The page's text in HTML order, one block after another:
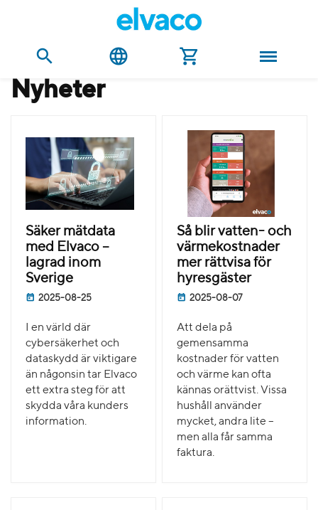
nyheter
Säker mätdata
med Elvaco –
lagrad inom
Sverige
2025-08-25
I en värld där
cybersäkerhet och
dataskydd är viktigare
än någonsin tar Elvaco
ett extra steg för att
skydda våra kunders
information.
Så blir vatten- och
värmekostnader
mer rättvisa för
hyresgäster
2025-08-07
Att dela på
gemensamma
kostnader för vatten
och värme kan ofta
kännas orättvist. Vissa
hushåll använder
mycket, andra lite –
men alla får samma
faktura.